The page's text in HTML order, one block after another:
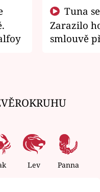
Zarazilo
smlouvě
Lev Panna